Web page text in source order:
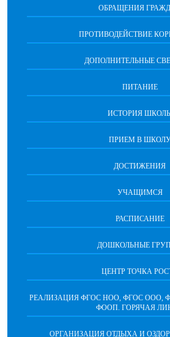
ОБРАЩЕНИЯ
ПРОТИВОДЕЙСТВИЕ
ДОПОЛНИТЕЛЬНЫЕ
ПИТАНИЕ
ИСТОРИЯ
ПРИЕМ В
ДОСТИЖЕНИЯ
УЧАЩИМСЯ
РАСПИСАНИЕ
ДОШКОЛЬНЫЕ
ЦЕНТР ТОЧКА
РЕАЛИЗАЦИЯ ФГОС НОО, ФГОС ООО,
ФООП. ГОРЯЧАЯ
ОРГАНИЗАЦИЯ ОТДЫХА И